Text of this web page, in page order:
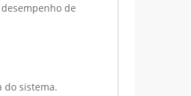
de
do sistema.